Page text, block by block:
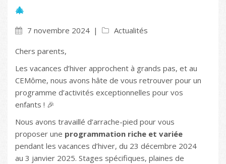
🎄
7 novembre 2024
Actualités
Chers parents,
Les vacances d’hiver approchent à grands pas, et au
CEMôme, nous avons hâte de vous retrouver pour un
programme d’activités exceptionnelles pour vos
enfants ! 🎉
Nous avons travaillé d’arrache-pied pour vous
proposer une programmation riche et variée
pendant les vacances d’hiver, du 23 décembre 2024
au 3 janvier 2025. Stages spécifiques, plaines de